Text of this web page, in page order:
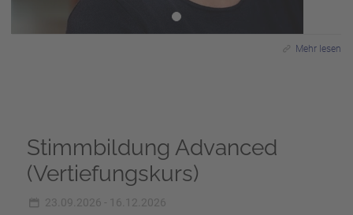
Mehr lesen
Stimmbildung Advanced
(Vertiefungskurs)
23.09.2026 - 16.12.2026